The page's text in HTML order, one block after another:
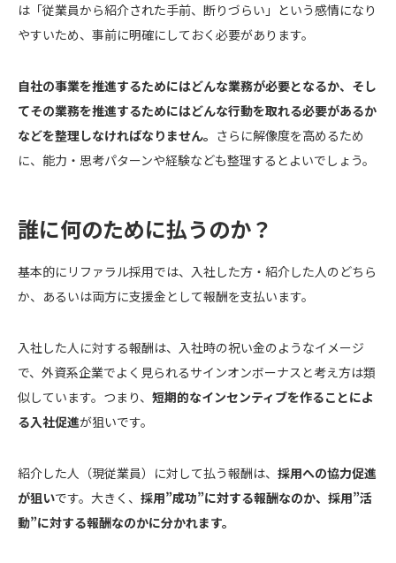
は「従業員から紹介された手前、断りづらい」という感情になり
やすいため、事前に明確にしておく必要があります。
自社の事業を推進するためにはどんな業務が必要となるか、そし
てその業務を推進するためにはどんな行動を取れる必要があるか
などを整理しなければなりません。 さらに解像度を高めるため
に、能力・思考パターンや経験なども整理するとよいでしょう。
誰に何のために払うのか？
基本的にリファラル採用では、入社した方・紹介した人のどちら
か、あるいは両方に支援金として報酬を支払います。
入社した人に対する報酬は、入社時の祝い金のようなイメージ
で、外資系企業でよく見られるサインオンボーナスと考え方は類
似しています。つまり、 短期的なインセンティブを作ることによ
る入社促進が狙いです。
紹介した人（現従業員）に対して払う報酬は、 採用への協力促進
が狙いです。大きく、 採用”成功”に対する報酬なのか、採用”活
動”に対する報酬なのかに分かれます。